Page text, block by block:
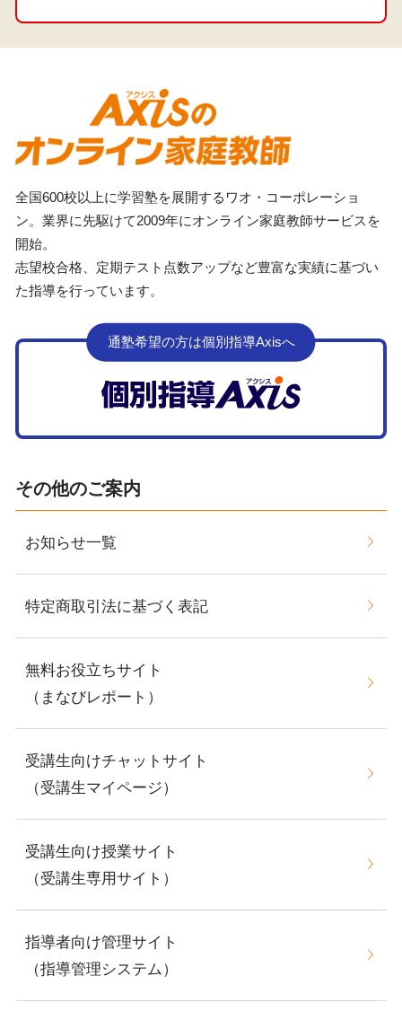
全国600校以上に学習塾を展開するワオ・コーポレーショ
ン。業界に先駆けて2009年にオンライン家庭教師サービスを
開始。
志望校合格、定期テスト点数アップなど豊富な実績に基づい
た指導を行っています。
通塾希望の方は個別指導Axisへ
その他のご案内
お知らせ一覧
特定商取引法に基づく表記
無料お役立ちサイト
（まなびレポート）
受講生向けチャットサイト
（受講生マイページ）
受講生向け授業サイト
（受講生専用サイト）
指導者向け管理サイト
（指導管理システム）